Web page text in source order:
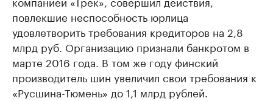
повлекшие неспособность юрлица
удовлетворить требования кредиторов на 2,8
млрд руб. Организацию признали банкротом в
марте 2016 года. В том же году финский
производитель шин увеличил свои требования к
«Русшина-Тюмень» до 1,1 млрд рублей.